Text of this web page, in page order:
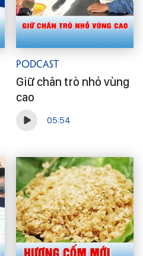
Podcast
Giữ chân trò nhỏ vùng
cao
05:54